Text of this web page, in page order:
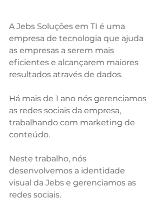
A Jebs Soluções em TI é uma
empresa de tecnologia que ajuda
as empresas a serem mais
eficientes e alcançarem maiores
resultados através de dados.
Há mais de 1 ano nós gerenciamos
as redes sociais da empresa,
trabalhando com marketing de
conteúdo.
Neste trabalho, nós
desenvolvemos a identidade
visual da Jebs e gerenciamos as
redes sociais.